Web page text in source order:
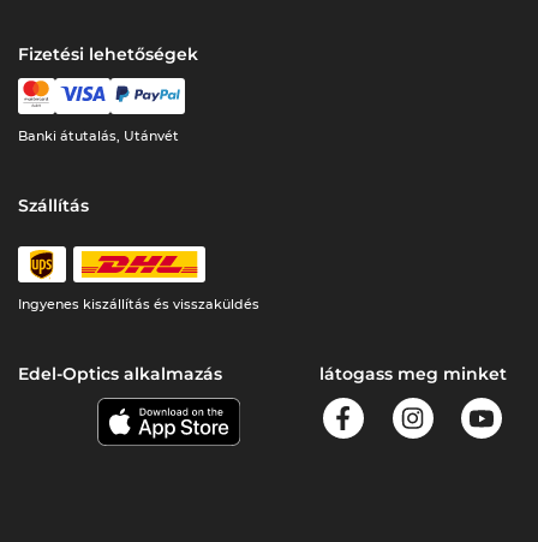
Fizetési lehetőségek
Banki átutalás, Utánvét
Szállítás
Ingyenes kiszállítás és visszaküldés
Edel-Optics alkalmazás látogass meg minket